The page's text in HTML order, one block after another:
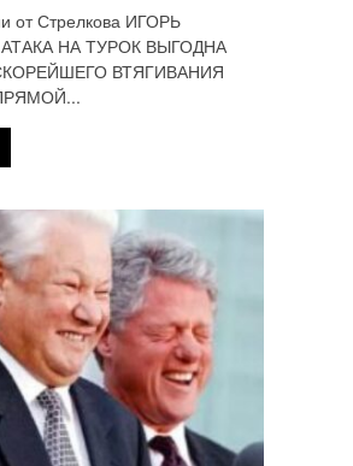
от Стрелкова ИГОРЬ
НА ТУРОК ВЫГОДНА
ВТЯГИВАНИЯ